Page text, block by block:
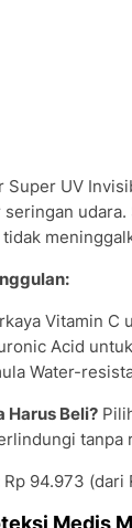
Super UV
tidak
Vitamin C
Acid
Water-
Harus Beli?
tanpa
Rp 94.973 (dari
Medis